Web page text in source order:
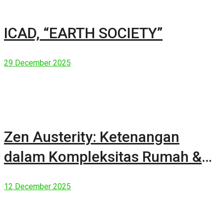
ICAD, “EARTH SOCIETY”
29 December 2025
Zen Austerity: Ketenangan
dalam Kompleksitas Rumah &
12 December 2025